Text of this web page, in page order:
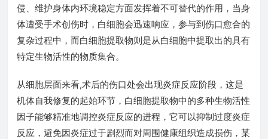
侵、维护身体内环境稳定方面发挥着不可替代的作用，当身
体遭受手术创伤时，白细胞会迅速响应，参与到伤口愈合的
复杂过程中，而白细胞提取物则是从白细胞中提取出的具有
特定生物活性的物质集合。
从细胞层面来看,术后的伤口处会出现炎症反应阶段，这是
机体自我修复的起始环节，白细胞提取物中的多种生物活性
因子能够精准地调控炎症反应的进程，它可以抑制过度炎症
反应，避免因炎症过于剧烈而对周围健康组织造成损伤，某